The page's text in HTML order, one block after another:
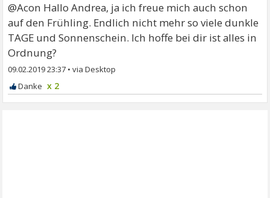
@Acon Hallo Andrea, ja ich freue mich auch schon
auf den Frühling. Endlich nicht mehr so viele dunkle
TAGE und Sonnenschein. Ich hoffe bei dir ist alles in
Ordnung?
09.02.2019 23:37 •
x 2